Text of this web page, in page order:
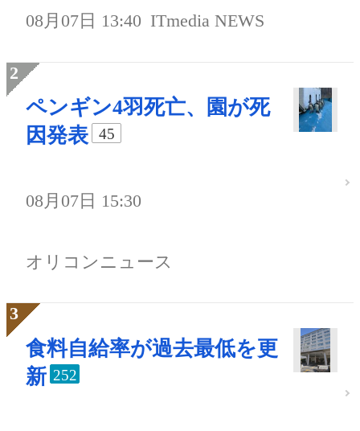
08月07日 13:40 ITmedia NEWS
ペンギン4羽死亡、園が死
因発表
45
08月07日 15:30
オリコンニュース
食料自給率が過去最低を更
新 252